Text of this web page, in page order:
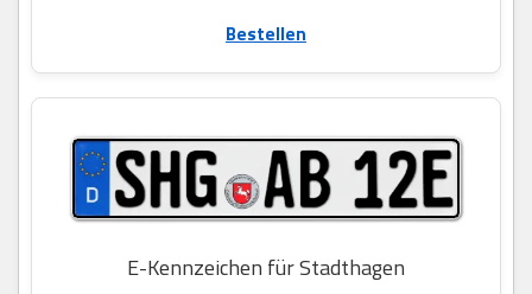
Bestellen
E-Kennzeichen für Stadthagen